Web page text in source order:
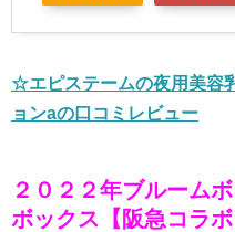
☆エピステームの夜用美容
ョンaの口コミレビュー
２０２２年ブルーム
ボックス【阪急コラ